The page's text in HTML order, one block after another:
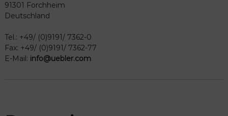
91301 Forchheim
Deutschland
Tel.: +49/ (0)9191/ 7362-0
Fax: +49/ (0)9191/ 7362-77
E-Mail: info@uebler.com